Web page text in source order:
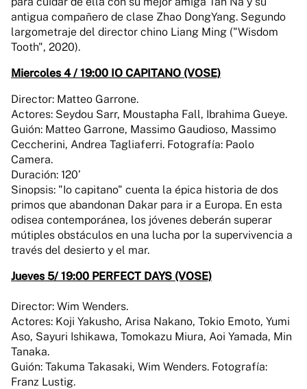
antigua compañero de clase Zhao DongYang. Segundo
largometraje del director chino Liang Ming ("Wisdom
Tooth", 2020).
Miercoles 4 / 19:00 IO CAPITANO (VOSE)
Director: Matteo Garrone.
Actores: Seydou Sarr, Moustapha Fall, Ibrahima Gueye.
Guión: Matteo Garrone, Massimo Gaudioso, Massimo
Ceccherini, Andrea Tagliaferri. Fotografía: Paolo
Camera.
Duración: 120’
Sinopsis: "Io capitano" cuenta la épica historia de dos
primos que abandonan Dakar para ir a Europa. En esta
odisea contemporánea, los jóvenes deberán superar
mútiples obstáculos en una lucha por la supervivencia a
través del desierto y el mar.
Jueves 5/ 19:00 PERFECT DAYS (VOSE)
Director: Wim Wenders.
Actores: Koji Yakusho, Arisa Nakano, Tokio Emoto, Yumi
Aso, Sayuri Ishikawa, Tomokazu Miura, Aoi Yamada, Min
Tanaka.
Guión: Takuma Takasaki, Wim Wenders. Fotografía:
Franz Lustig.